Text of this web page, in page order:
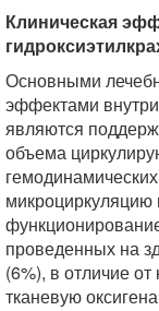
Клиническая
Основными
эффектами
являются
объема
микроциркуляцию
проведенных на
(6%), в отличие
тканевую